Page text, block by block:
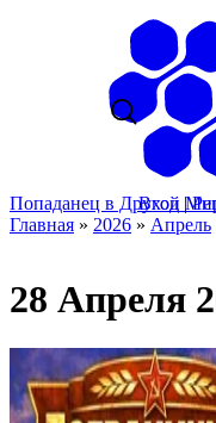
Попаданец в Другой
Вход |
Главная » 2026 » Апрель
28 Апреля